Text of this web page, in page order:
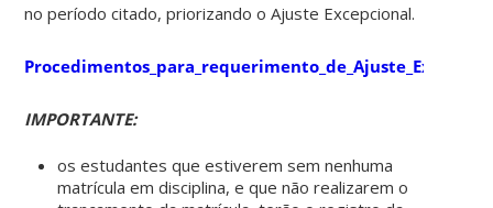
no período citado, priorizando o Ajuste Excepcional.
IMPORTANTE:
os estudantes que estiverem sem nenhuma
matrícula em disciplina, e que não realizarem o